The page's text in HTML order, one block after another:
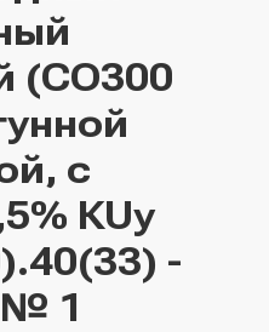
(СО300
с
КUу
-
№ 1